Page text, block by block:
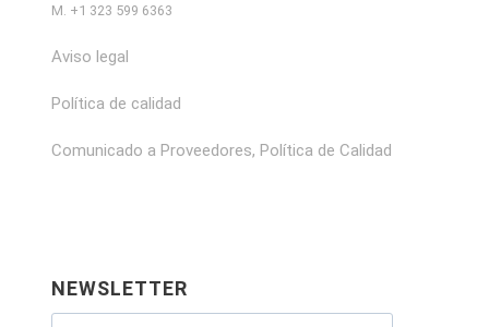
M. +1 323 599 6363
Aviso legal
Política de calidad
Comunicado a Proveedores, Política de Calidad
NEWSLETTER